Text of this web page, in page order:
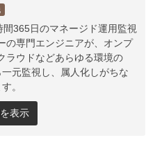
365日のマネージド運用監視
の専門エンジニアが、オンプ
ラウドなどあらゆる環境の
元監視し、属人化しがちな
。
表示